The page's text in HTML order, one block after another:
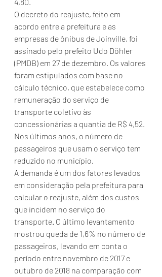
O decreto do reajuste, feito em
acordo entre a prefeitura e as
empresas de ônibus de Joinville, foi
assinado pelo prefeito Udo Döhler
(PMDB) em 27 de dezembro. Os valores
foram estipulados com base no
cálculo técnico, que estabelece como
remuneração do serviço de
transporte coletivo às
concessionárias a quantia de R$ 4,52.
Nos últimos anos, o número de
passageiros que usam o serviço tem
reduzido no município.
A demanda é um dos fatores levados
em consideração pela prefeitura para
calcular o reajuste, além dos custos
que incidem no serviço do
transporte. O último levantamento
mostrou queda de 1,6% no número de
passageiros, levando em conta o
período entre novembro de 2017 e
outubro de 2018 na comparação com